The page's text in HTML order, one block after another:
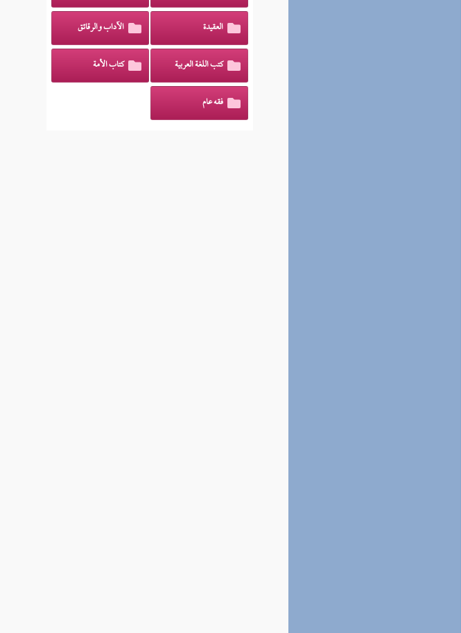
العقيدة الآداب والرقائق
كتب اللغة العربية كتاب الأمة
فقه عام